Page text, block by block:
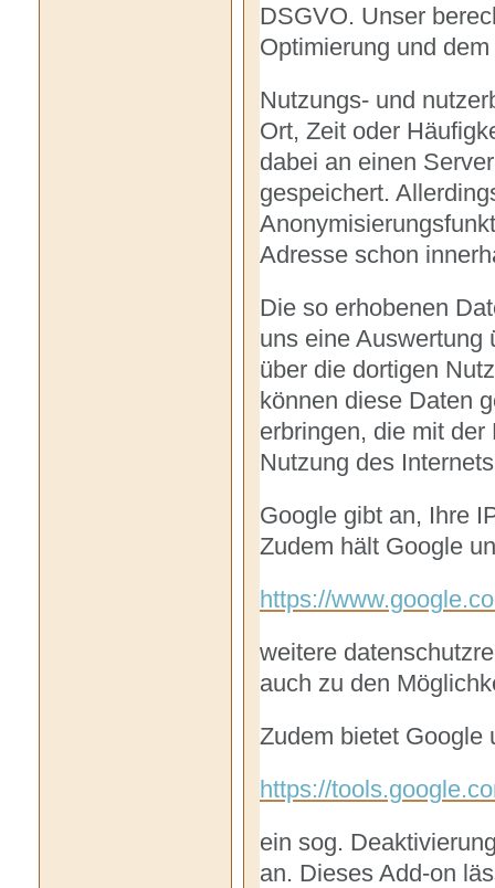
DSGVO. Unser
Optimierung und
Nutzungs- und
Ort, Zeit oder
dabei an einen
gespeichert.
Adresse schon
Die so erhobenen
uns eine Auswertung
über die dortigen
können diese Daten
erbringen, die mit
Nutzung des
Google gibt an, Ihre
Zudem hält Google
https://
weitere
auch zu den
Zudem bietet Google
https://
ein sog.
an. Dieses Add-on